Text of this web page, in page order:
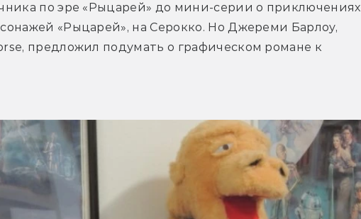
по эре «Рыцарей» до мини-серии о приключениях
«Рыцарей», на Серокко. Но Джереми Барлоу,
предложил подумать о графическом романе к